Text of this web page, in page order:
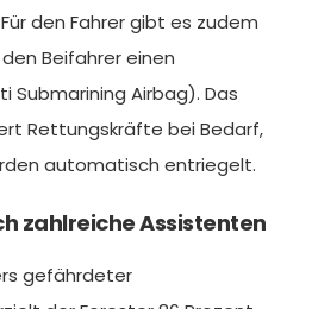
den Fahrer gibt es zudem
Beifahrer einen
Submarining Airbag). Das
Rettungskräfte bei Bedarf,
automatisch entriegelt.
zahlreiche Assistenten
gefährdeter